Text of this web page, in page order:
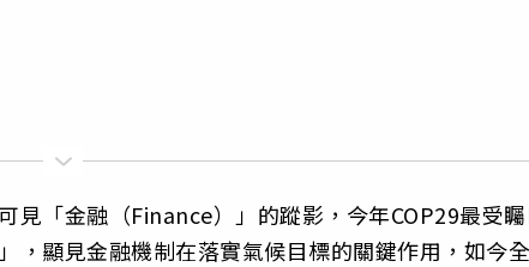
見「金融（Finance）」的蹤影，今年COP29最受矚
，顯見金融機制在落實氣候目標的關鍵作用，如今全